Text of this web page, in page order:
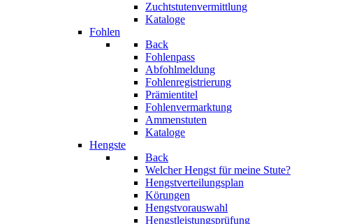
Zuchtstutenvermittlung
Kataloge
Fohlen
Back
Fohlenpass
Abfohlmeldung
Fohlenregistrierung
Prämientitel
Fohlenvermarktung
Ammenstuten
Kataloge
Hengste
Back
Welcher Hengst für meine Stute?
Hengstverteilungsplan
Körungen
Hengstvorauswahl
Hengstleistungsprüfung